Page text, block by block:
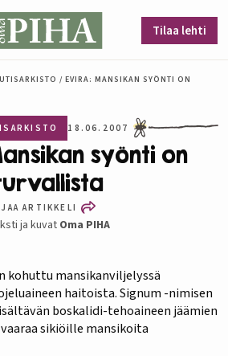
Tilaa lehti
/ EVIRA: MANSIKAN SYÖNTI ON
18.06.2007
syönti on
JAA ARTIKKELI
ja kuvat Oma PIHA
haitoista. Signum -nimisen
boskalidi-tehoaineen jäämien
sikiöille mansikoita